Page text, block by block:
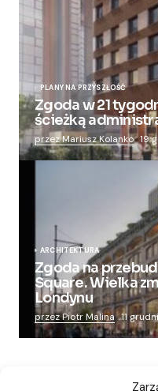
PLANY NA PRZYSZŁOŚĆ
Zgoda w 21
ścieżką
przez Mariusz Kolanko 19
ARCHITEKTURA
Zgoda na
Square. Wielka
Londynu
przez Piotr Malina 11